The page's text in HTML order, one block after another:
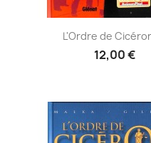
Aperçu
L'Ordre de
12,00 €